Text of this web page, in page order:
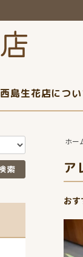
西島生花店につ
ホー
ア
お